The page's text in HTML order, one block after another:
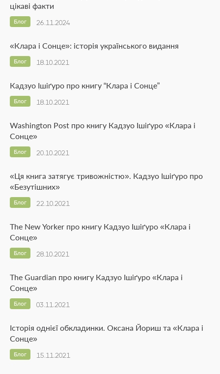
цікаві факти
26.11.2024
Блог
«Клара і Сонце»: історія українського видання
18.10.2021
Блог
Кадзуо Ішіґуро про книгу “Клара і Сонце”
18.10.2021
Блог
Washington Post про книгу Кадзуо Ішіґуро «Клара і
Сонце»
20.10.2021
Блог
«Ця книга затягує тривожністю». Кадзуо Ішіґуро про
«Безутішних»
22.10.2021
Блог
The New Yorker про книгу Кадзуо Ішіґуро «Клара і
Сонце»
28.10.2021
Блог
The Guardian про книгу Кадзуо Ішіґуро «Клара і
Сонце»
03.11.2021
Блог
Історія однієї обкладинки. Оксана Йориш та «Клара і
Сонце»
15.11.2021
Блог